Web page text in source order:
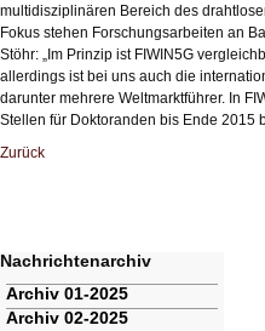
multidisziplinären Bereich des
Fokus stehen Forschungsarbeiten an
Stöhr: „Im Prinzip ist FIWIN5G
allerdings ist bei uns auch die
darunter mehrere Weltmarktführer. In
Stellen für Doktoranden bis Ende 2015
Zurück
Nachrichtenarchiv
Navigation
überspringen
Archiv 01-2025
Archiv 02-2025